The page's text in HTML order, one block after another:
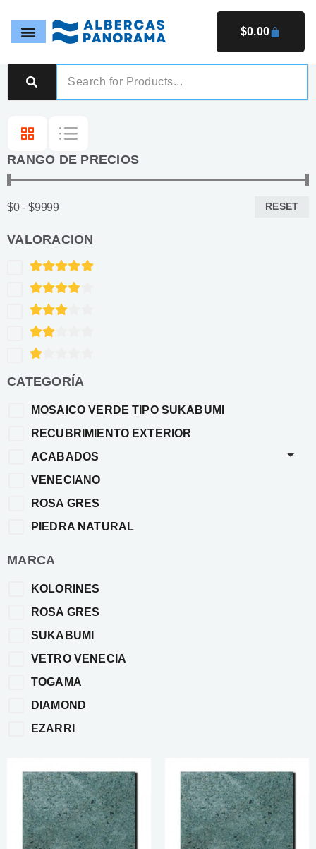
$0.00
RANGO DE PRECIOS
$0 - $9999 RESET
VALORACION
CATEGORÍA
MOSAICO VERDE TIPO SUKABUMI
RECUBRIMIENTO EXTERIOR
ACABADOS
VENECIANO
ROSA GRES
PIEDRA NATURAL
MARCA
KOLORINES
ROSA GRES
SUKABUMI
VETRO VENECIA
TOGAMA
DIAMOND
EZARRI